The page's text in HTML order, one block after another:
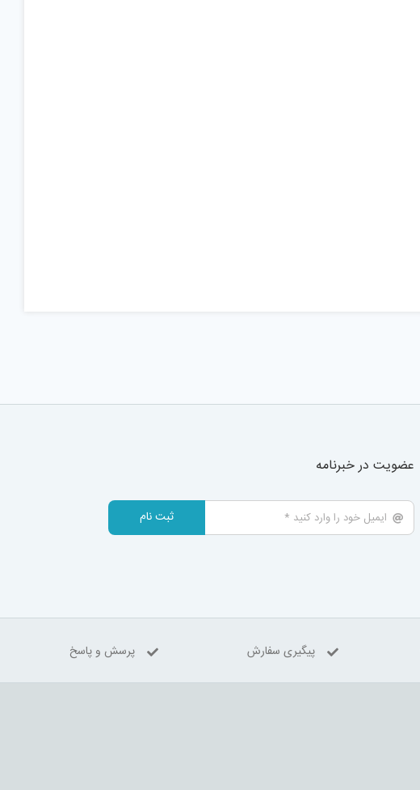
عضویت در خبرنامه
ثبت نام
پیگیری سفارش پرسش و پاسخ